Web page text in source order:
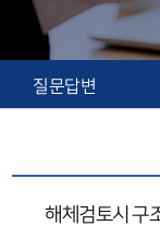
질문답변
해체검토시 구